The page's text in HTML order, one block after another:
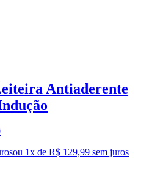
Antiaderente
ou 1x de R$ 129,99 sem juros